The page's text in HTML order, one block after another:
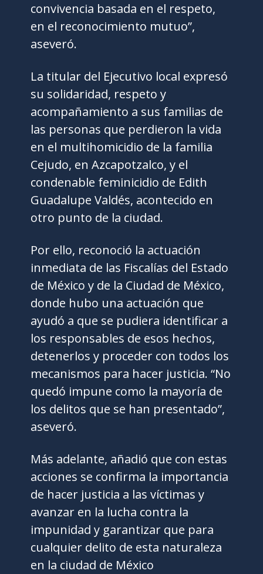
convivencia basada en el respeto,
en el reconocimiento mutuo”,
aseveró.
La titular del Ejecutivo local expresó
su solidaridad, respeto y
acompañamiento a sus familias de
las personas que perdieron la vida
en el multihomicidio de la familia
Cejudo, en Azcapotzalco, y el
condenable feminicidio de Edith
Guadalupe Valdés, acontecido en
otro punto de la ciudad.
Por ello, reconoció la actuación
inmediata de las Fiscalías del Estado
de México y de la Ciudad de México,
donde hubo una actuación que
ayudó a que se pudiera identificar a
los responsables de esos hechos,
detenerlos y proceder con todos los
mecanismos para hacer justicia. “No
quedó impune como la mayoría de
los delitos que se han presentado”,
aseveró.
Más adelante, añadió que con estas
acciones se confirma la importancia
de hacer justicia a las víctimas y
avanzar en la lucha contra la
impunidad y garantizar que para
cualquier delito de esta naturaleza
en la ciudad de México